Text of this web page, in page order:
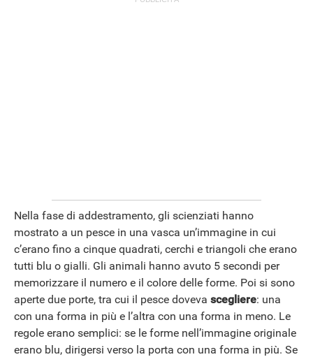
Nella fase di addestramento, gli scienziati hanno
mostrato a un pesce in una vasca un’immagine in cui
c’erano fino a cinque quadrati, cerchi e triangoli che erano
tutti blu o gialli. Gli animali hanno avuto 5 secondi per
memorizzare il numero e il colore delle forme. Poi si sono
aperte due porte, tra cui il pesce doveva scegliere: una
con una forma in più e l’altra con una forma in meno. Le
regole erano semplici: se le forme nell’immagine originale
erano blu, dirigersi verso la porta con una forma in più. Se